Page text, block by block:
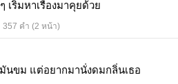
งๆ เริ่มหาเรื่องมาคุยด้วย
357 คำ (2 หน้า)
ดำมันขม แต่อยากมานั่งดมกลิ่นเธอ